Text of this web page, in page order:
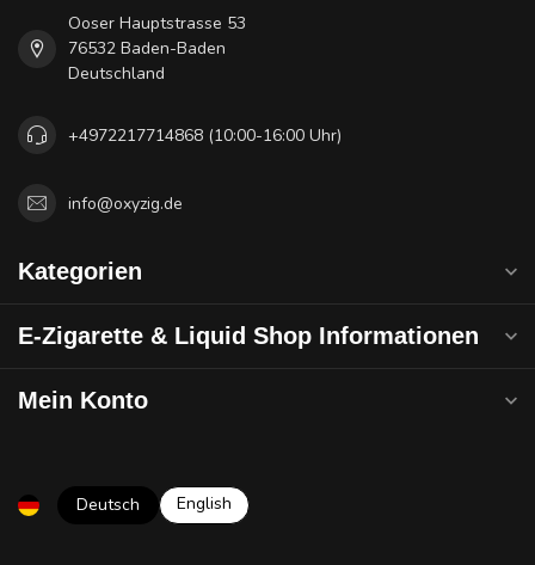
Ooser Hauptstrasse 53
76532 Baden-Baden
Deutschland
+4972217714868 (10:00-16:00 Uhr)
info@oxyzig.de
Kategorien
E-Zigarette & Liquid Shop Informationen
Mein Konto
Deutsch English